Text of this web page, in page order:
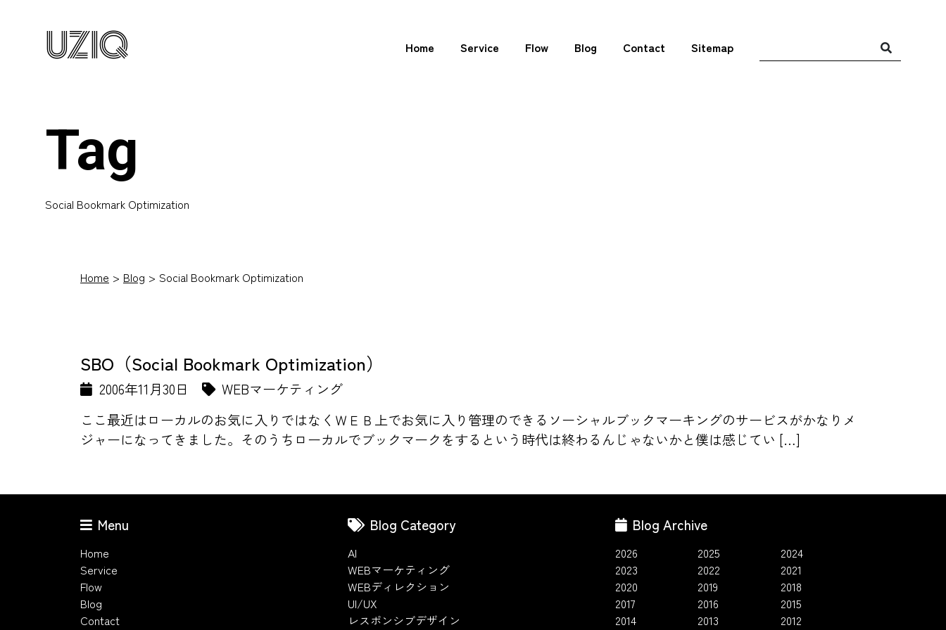
UZIQ Home Service Flow Blog Contact Sitemap
Tag
Social Bookmark Optimization
Home Blog Social Bookmark Optimization
SBO（Social Bookmark Optimization）
2006年11月30日
WEBマーケティング
ここ最近はローカルのお気に入りではなくＷＥＢ上でお気に入り管理のできるソーシャルブックマーキングのサービスがかなりメ
ジャーになってきました。そのうちローカルでブックマークをするという時代は終わるんじゃないかと僕は感じてい […]
Menu
Home
Service
Flow
Blog
Contact
Blog Category
AI
WEBマーケティング
WEBディレクション
UI/UX
レスポンシブデザイン
Blog Archive
2026 2025
2024
2023
2022
2021
2020
2019
2018
2017
2016
2015
2014
2013
2012